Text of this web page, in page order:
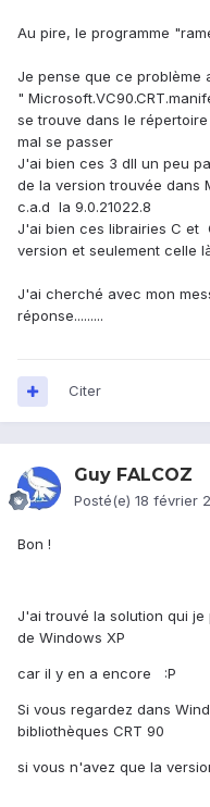
Au pire, le programme
Je pense que ce problème
"
se trouve dans le
mal se passer
J'ai bien ces 3 dll un peu
de la version trouvée dans
c.a.d la 9.0.21022.8
J'ai bien ces librairies C et
version et seulement celle
J'ai cherché avec mon
réponse.........
Citer
Guy FALCOZ
Posté(e) 18 février
Bon !
J'ai trouvé la solution qui
de Windows XP
car il y en a encore :P
Si vous regardez dans
bibliothèques CRT 90
si vous n'avez que la